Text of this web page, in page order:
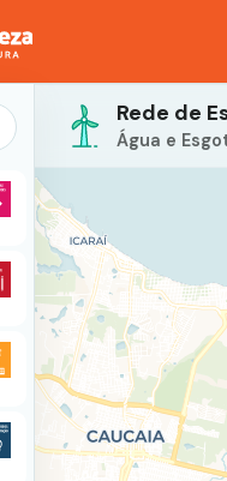
Rede de
Água e